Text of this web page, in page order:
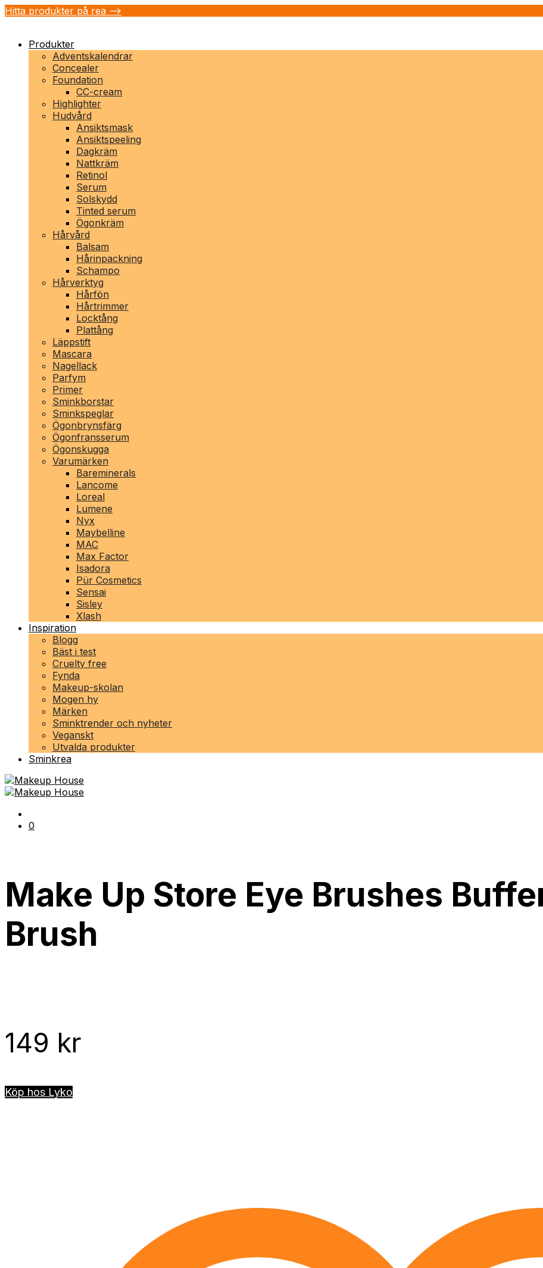
Hitta produkter på rea -->
Produkter
Adventskalendrar
Concealer
Foundation
CC-cream
Highlighter
Hudvård
Ansiktsmask
Ansiktspeeling
Dagkräm
Nattkräm
Retinol
Serum
Solskydd
Tinted serum
Ögonkräm
Hårvård
Balsam
Hårinpackning
Schampo
Hårverktyg
Hårfön
Hårtrimmer
Locktång
Plattång
Läppstift
Mascara
Nagellack
Parfym
Primer
Sminkborstar
Sminkspeglar
Ögonbrynsfärg
Ögonfransserum
Ögonskugga
Varumärken
Bareminerals
Lancome
Loreal
Lumene
Nyx
Maybelline
MAC
Max Factor
Isadora
Pür Cosmetics
Sensai
Sisley
Xlash
Inspiration
Blogg
Bäst i test
Cruelty free
Fynda
Makeup-skolan
Mogen hy
Märken
Sminktrender och nyheter
Veganskt
Utvalda produkter
Sminkrea
0
Make Up Store Eye Brushes
Brush
149 kr
Köp hos Lyko